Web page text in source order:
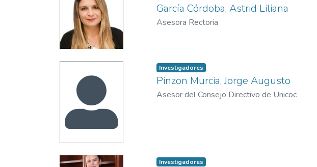
García Córdoba, Astrid Liliana
Asesora Rectoria
Investigadores
Pinzon Murcia, Jorge Augusto
Asesor del Consejo Directivo de Unicoc
Investigadores